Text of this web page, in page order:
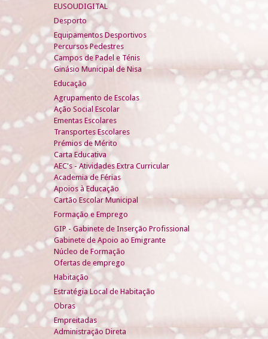
EUSOUDIGITAL
Desporto
Equipamentos Desportivos
Percursos Pedestres
Campos de Padel e Ténis
Ginásio Municipal de Nisa
Educação
Agrupamento de Escolas
Ação Social Escolar
Ementas Escolares
Transportes Escolares
Prémios de Mérito
Carta Educativa
AEC's - Atividades Extra Curricular
Academia de Férias
Apoios à Educação
Cartão Escolar Municipal
Formação e Emprego
GIP - Gabinete de Inserção Profissional
Gabinete de Apoio ao Emigrante
Núcleo de Formação
Ofertas de emprego
Habitação
Estratégia Local de Habitação
Obras
Empreitadas
Administração Direta